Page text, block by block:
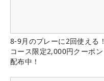
8-9月のプレーに2回使える！
コース限定2,000円クーポン
配布中！